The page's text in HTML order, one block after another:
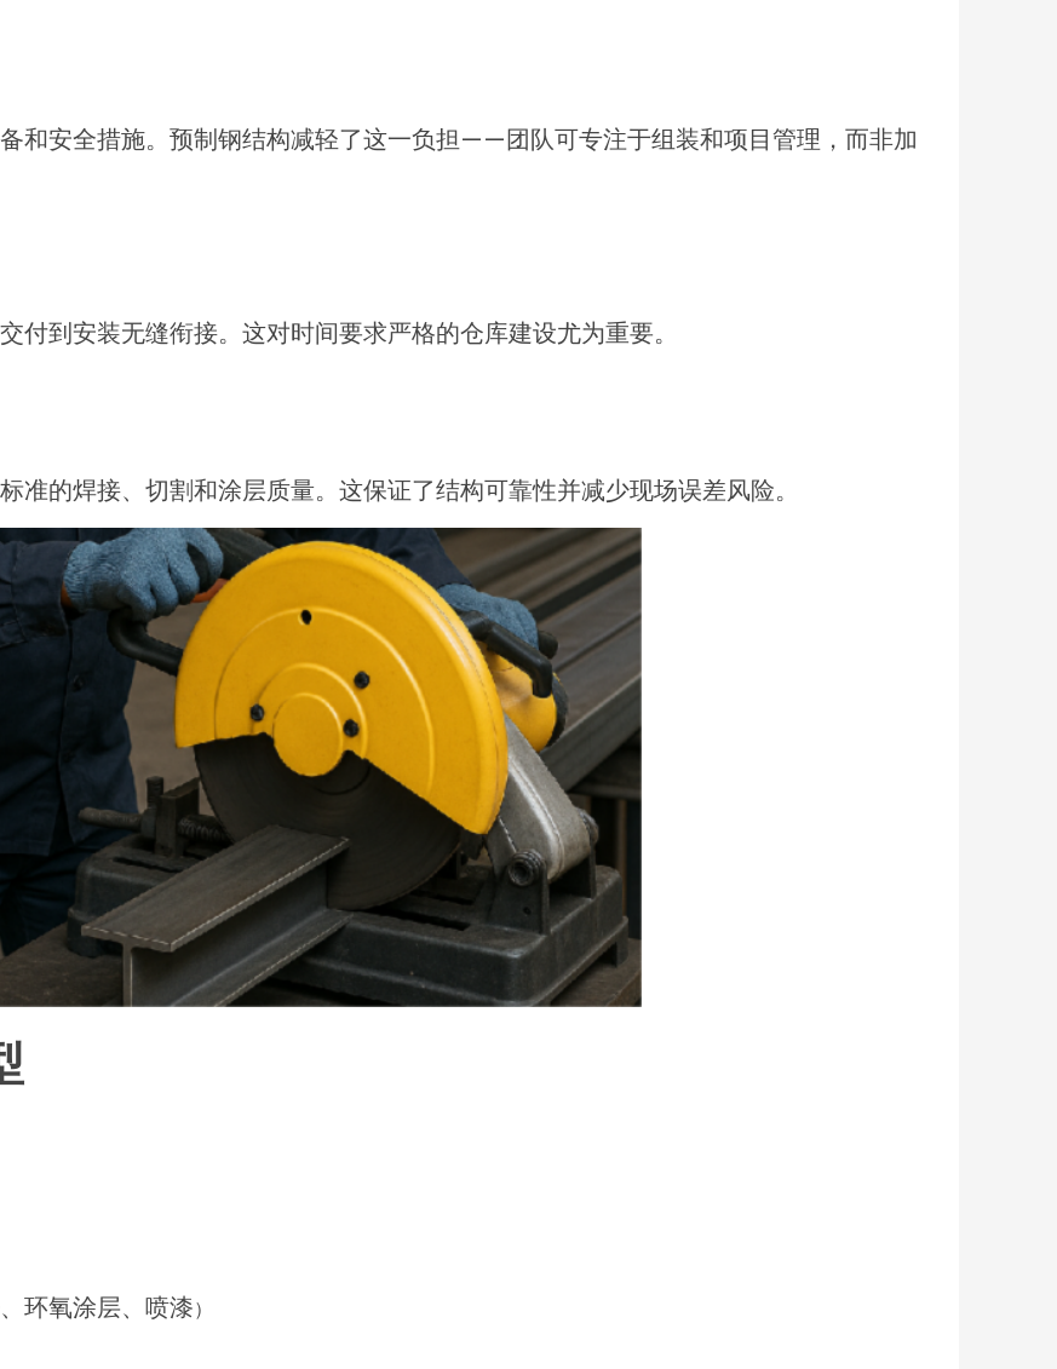
和安全措施。预制钢结构减轻了这一负担——团队可专注于组装和项目管理，而非加
付到安装无缝衔接。这对时间要求严格的仓库建设尤为重要。
准的焊接、切割和涂层质量。这保证了结构可靠性并减少现场误差风险。
环氧涂层、喷漆）